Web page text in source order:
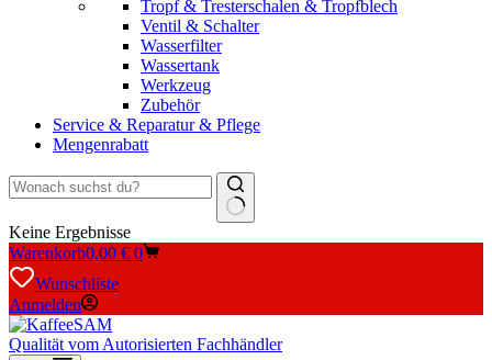
Tropf & Tresterschalen & Tropfblech
Ventil & Schalter
Wasserfilter
Wassertank
Werkzeug
Zubehör
Service & Reparatur & Pflege
Mengenrabatt
Keine Ergebnisse
Warenkorb0,00 € 0
Wunschliste
Anmelden
Qualität vom Autorisierten Fachhändler